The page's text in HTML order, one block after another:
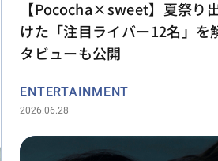
【Pococha×sweet】夏祭り
けた「注目ライバー12名」を
タビューも公開
ENTERTAINMENT
2026.06.28